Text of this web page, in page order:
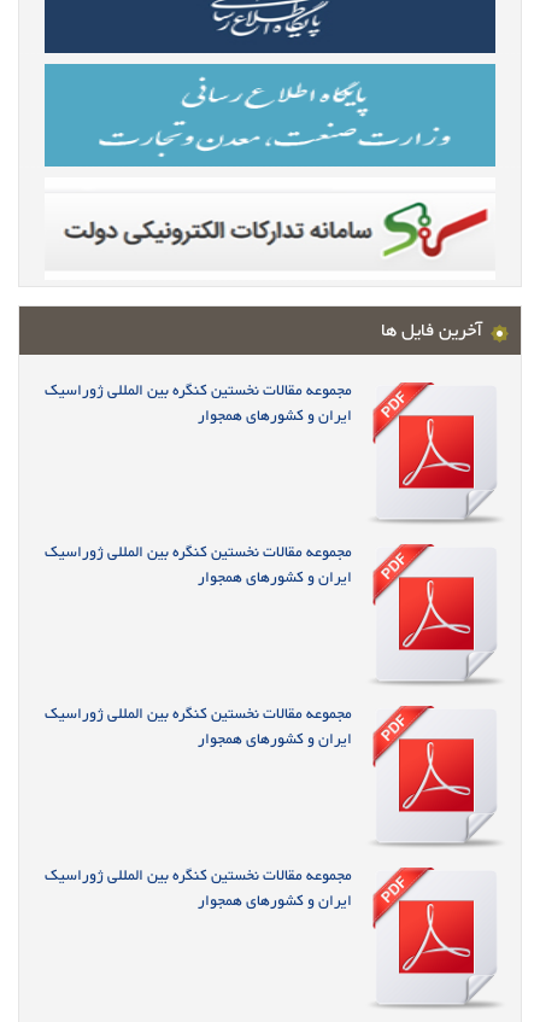
آخرین فایل ها
مجموعه مقالات نخستین کنگره بین المللی ژوراسیک
ایران و کشورهای همجوار
مجموعه مقالات نخستین کنگره بین المللی ژوراسیک
ایران و کشورهای همجوار
مجموعه مقالات نخستین کنگره بین المللی ژوراسیک
ایران و کشورهای همجوار
مجموعه مقالات نخستین کنگره بین المللی ژوراسیک
ایران و کشورهای همجوار